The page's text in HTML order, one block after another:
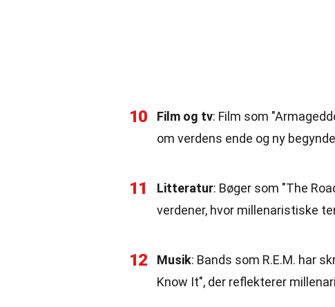
10 Film og tv: Film som
om verdens ende og ny
11 Litteratur: Bøger som "The
verdener, hvor millenaristiske
12 Musik: Bands som R.E.M. har
Know It", der reflekterer